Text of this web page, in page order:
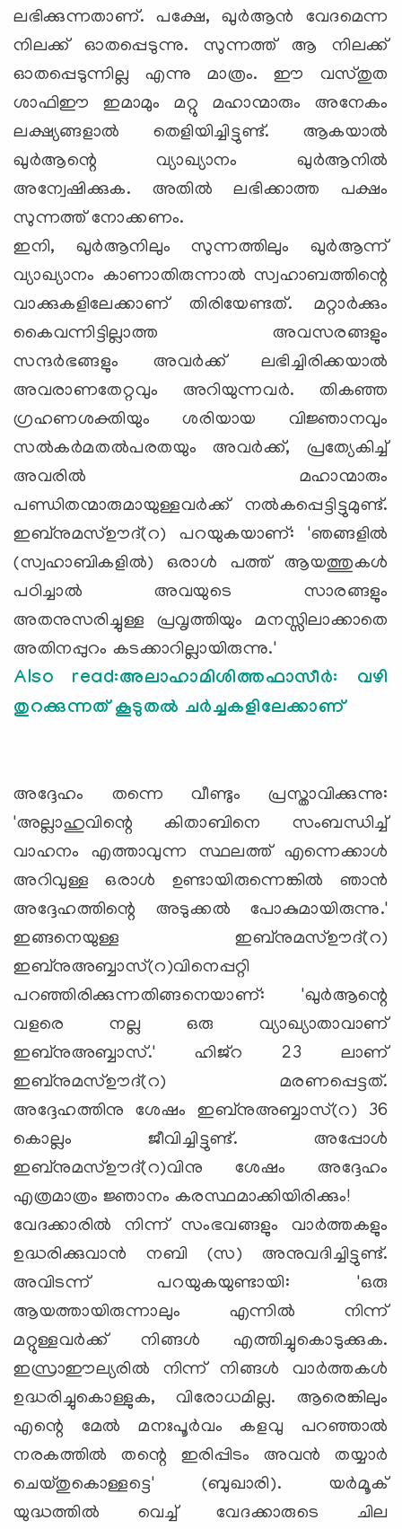
ലഭിക്കുന്നതാണ്. പക്ഷേ, ഖുര്‍ആന്‍ വേദമെന്ന
നിലക്ക് ഓതപ്പെടുന്നു. സുന്നത്ത് ആ നിലക്ക്
ഓതപ്പെടുന്നില്ല എന്നു മാത്രം. ഈ വസ്തുത
ശാഫിഈ ഇമാമും മറ്റു മഹാന്മാരും അനേകം
ലക്ഷ്യങ്ങളാല്‍ തെളിയിച്ചിട്ടുണ്ട്. ആകയാല്‍
ഖുര്‍ആന്റെ വ്യാഖ്യാനം ഖുര്‍ആനില്‍
അന്വേഷിക്കുക. അതില്‍ ലഭിക്കാത്ത പക്ഷം
സുന്നത്ത് നോക്കണം.
ഇനി, ഖുര്‍ആനിലും സുന്നത്തിലും ഖുര്‍ആന്ന്
വ്യാഖ്യാനം കാണാതിരുന്നാല്‍ സ്വഹാബത്തിന്റെ
വാക്കുകളിലേക്കാണ് തിരിയേണ്ടത്. മറ്റാര്‍ക്കും
കൈവന്നിട്ടില്ലാത്ത അവസരങ്ങളും
സന്ദര്‍ഭങ്ങളും അവര്‍ക്ക് ലഭിച്ചിരിക്കയാല്‍
അവരാണതേറ്റവും അറിയുന്നവര്‍. തികഞ്ഞ
ഗ്രഹണശക്തിയും ശരിയായ വിജ്ഞാനവും
സല്‍കര്‍മതല്‍പരതയും അവര്‍ക്ക്, പ്രത്യേകിച്ച്
അവരില്‍ മഹാന്മാരും
പണ്ഡിതന്മാരുമായുള്ളവര്‍ക്ക് നല്‍കപ്പെട്ടിട്ടുമുണ്ട്.
ഇബ്‌നുമസ്ഊദ്(റ) പറയുകയാണ്: 'ഞങ്ങളില്‍
(സ്വഹാബികളില്‍) ഒരാള്‍ പത്ത് ആയത്തുകള്‍
പഠിച്ചാല്‍ അവയുടെ സാരങ്ങളും
അതനുസരിച്ചുള്ള പ്രവൃത്തിയും മനസ്സിലാക്കാതെ
അതിനപ്പുറം കടക്കാറില്ലായിരുന്നു.'
Also read:അലാഹാമിശിത്തഫാസീര്‍: വഴി
തുറക്കുന്നത് കൂടുതല്‍ ചര്‍ച്ചകളിലേക്കാണ്
അദ്ദേഹം തന്നെ വീണ്ടും പ്രസ്താവിക്കുന്നു:
'അല്ലാഹുവിന്റെ കിതാബിനെ സംബന്ധിച്ച്
വാഹനം എത്താവുന്ന സ്ഥലത്ത് എന്നെക്കാള്‍
അറിവുള്ള ഒരാള്‍ ഉണ്ടായിരുന്നെങ്കില്‍ ഞാന്‍
അദ്ദേഹത്തിന്റെ അടുക്കല്‍ പോകുമായിരുന്നു.'
ഇങ്ങനെയുള്ള ഇബ്‌നുമസ്ഊദ്(റ)
ഇബ്‌നുഅബ്ബാസ്(റ)വിനെപ്പറ്റി
പറഞ്ഞിരിക്കുന്നതിങ്ങനെയാണ്: 'ഖുര്‍ആന്റെ
വളരെ നല്ല ഒരു വ്യാഖ്യാതാവാണ്
ഇബ്‌നുഅബ്ബാസ്.' ഹിജ്‌റ 23 ലാണ്
ഇബ്‌നുമസ്ഊദ്(റ) മരണപ്പെട്ടത്.
അദ്ദേഹത്തിനു ശേഷം ഇബ്‌നുഅബ്ബാസ്(റ) 36
കൊല്ലം ജീവിച്ചിട്ടുണ്ട്. അപ്പോള്‍
ഇബ്‌നുമസ്ഊദ്(റ)വിനു ശേഷം അദ്ദേഹം
എത്രമാത്രം ജ്ഞാനം കരസ്ഥമാക്കിയിരിക്കും!
വേദക്കാരില്‍ നിന്ന് സംഭവങ്ങളും വാര്‍ത്തകളും
ഉദ്ധരിക്കുവാന്‍ നബി (സ) അനുവദിച്ചിട്ടുണ്ട്.
അവിടന്ന് പറയുകയുണ്ടായി: 'ഒരു
ആയത്തായിരുന്നാലും എന്നില്‍ നിന്ന്
മറ്റുള്ളവര്‍ക്ക് നിങ്ങള്‍ എത്തിച്ചുകൊടുക്കുക.
ഇസ്രാഈല്യരില്‍ നിന്ന് നിങ്ങള്‍ വാര്‍ത്തകള്‍
ഉദ്ധരിച്ചുകൊള്ളുക, വിരോധമില്ല. ആരെങ്കിലും
എന്റെ മേല്‍ മനഃപൂര്‍വം കളവു പറഞ്ഞാല്‍
നരകത്തില്‍ തന്റെ ഇരിപ്പിടം അവന്‍ തയ്യാര്‍
ചെയ്തുകൊള്ളട്ടെ' (ബുഖാരി). യര്‍മൂക്
യുദ്ധത്തില്‍ വെച്ച് വേദക്കാരുടെ ചില